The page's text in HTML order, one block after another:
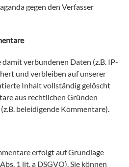
gegen den Verfasser
verbundenen Daten (z.B. IP-
und verbleiben auf unserer
Inhalt vollständig gelöscht
aus rechtlichen Gründen
beleidigende Kommentare).
erfolgt auf Grundlage
1 lit. a DSGVO). Sie können